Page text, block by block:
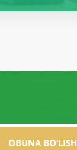
OBUNA BO‘LISH